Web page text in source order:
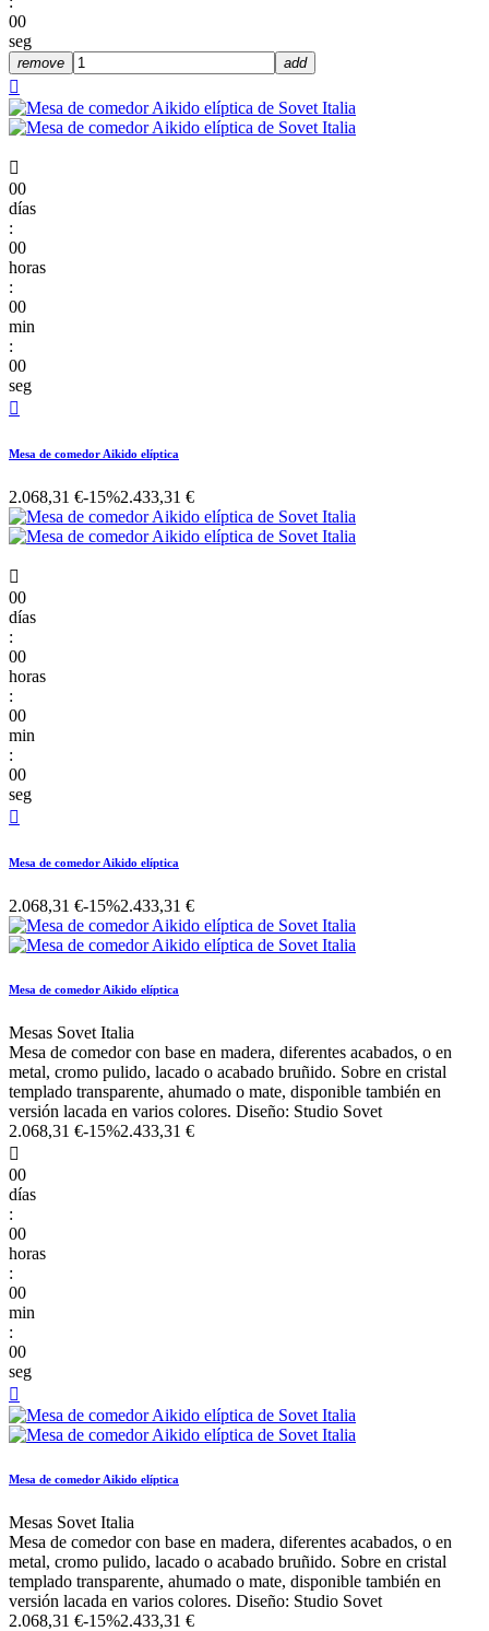
00
seg
remove add


00
días
:
00
horas
:
00
min
:
00
seg

Mesa de comedor Aikido elíptica
2.068,31 €-15%2.433,31 €

00
días
:
00
horas
:
00
min
:
00
seg

Mesa de comedor Aikido elíptica
2.068,31 €-15%2.433,31 €
Mesa de comedor Aikido elíptica
Mesas Sovet Italia
Mesa de comedor con base en madera, diferentes acabados, o en
metal, cromo pulido, lacado o acabado bruñido. Sobre en cristal
templado transparente, ahumado o mate, disponible también en
versión lacada en varios colores. Diseño: Studio Sovet
2.068,31 €-15%2.433,31 €

00
días
:
00
horas
:
00
min
:
00
seg

Mesa de comedor Aikido elíptica
Mesas Sovet Italia
Mesa de comedor con base en madera, diferentes acabados, o en
metal, cromo pulido, lacado o acabado bruñido. Sobre en cristal
templado transparente, ahumado o mate, disponible también en
versión lacada en varios colores. Diseño: Studio Sovet
2.068,31 €-15%2.433,31 €